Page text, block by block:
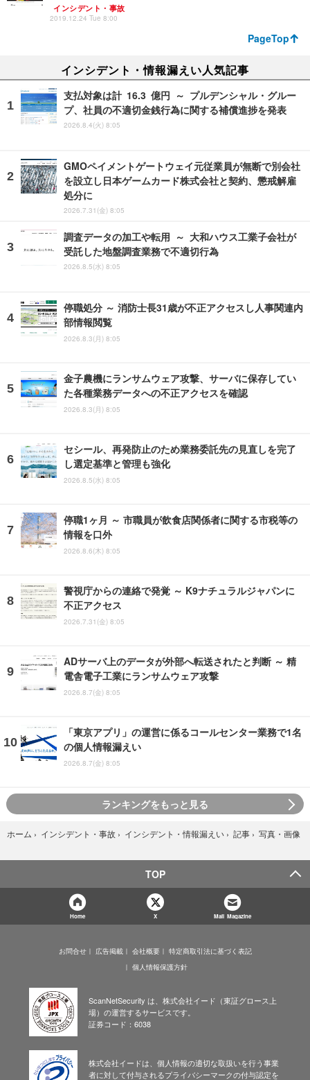
インシデント・事故
2019.12.24 Tue 8:00
PageTop
インシデント・情報漏えい人気記事
支払対象は計 16.3 億円 ～ プルデンシャル・グルー
プ、社員の不適切金銭行為に関する補償進捗を発表
2026.8.4(火) 8:05
GMOペイメントゲートウェイ元従業員が無断で別会社
を設立し日本ゲームカード株式会社と契約、懲戒解雇
処分に
2026.7.31(金) 8:05
調査データの加工や転用 ～ 大和ハウス工業子会社が
受託した地盤調査業務で不適切行為
2026.8.5(水) 8:05
停職処分 ～ 消防士長31歳が不正アクセスし人事関連内
部情報閲覧
2026.8.3(月) 8:05
金子農機にランサムウェア攻撃、サーバに保存してい
た各種業務データへの不正アクセスを確認
2026.8.3(月) 8:05
セシール、再発防止のため業務委託先の見直しを完了
し選定基準と管理も強化
2026.8.5(水) 8:05
停職1ヶ月 ～ 市職員が飲食店関係者に関する市税等の
情報を口外
2026.8.6(木) 8:05
警視庁からの連絡で発覚 ～ K9ナチュラルジャパンに
不正アクセス
2026.7.31(金) 8:05
ADサーバ上のデータが外部へ転送されたと判断 ～ 精
電舎電子工業にランサムウェア攻撃
2026.8.7(金) 8:05
「東京アプリ」の運営に係るコールセンター業務で1名
の個人情報漏えい
2026.8.7(金) 8:05
ランキングをもっと見る
ホーム › インシデント・事故 › インシデント・情報漏えい › 記事 › 写真・画像
TOP
Home X Mail Magazine
お問合せ 広告掲載 会社概要
特定商取引法に基づく表記
個人情報保護方針
ScanNetSecurity は、株式会社イード（東証グロース上
場）の運営するサービスです。
証券コード：6038
株式会社イードは、個人情報の適切な取扱いを行う事業
者に対して付与されるプライバシーマークの付与認定を